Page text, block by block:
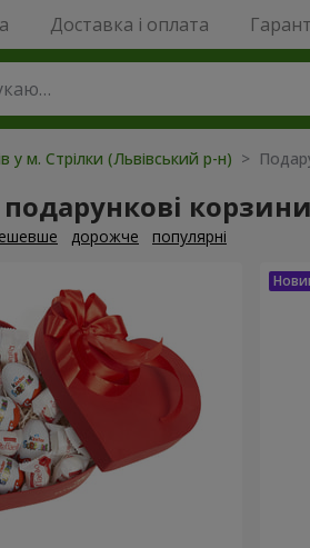
Доставка і оплата
у м. Стрілки (Львівський р-н) >
корзини
дорожче популярні